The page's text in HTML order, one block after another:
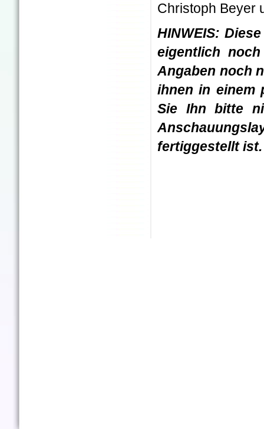
Christoph Beyer
HINWEIS:
eigentlich
Angaben noch
ihnen in einem
Sie Ihn bitte
fertiggestellt ist.